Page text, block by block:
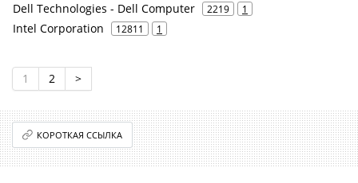
Dell Technologies - Dell Computer 2219 1
Intel Corporation 12811 1
1 2 >
КОРОТКАЯ ССЫЛКА